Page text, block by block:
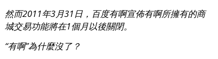
然而2011年3月31日，百度有啊宣佈有啊所擁有的商
城交易功能將在1個月以後關閉。
“有啊”為什麼沒了？